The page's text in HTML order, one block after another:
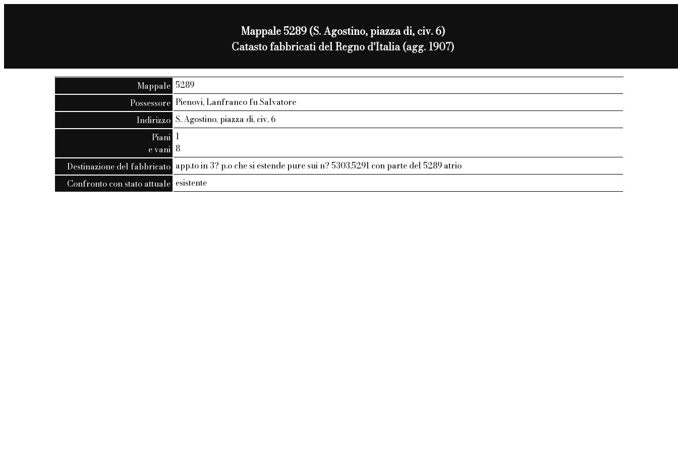
Mappale 5289 (S. Agostino, piazza di, civ. 6)
Catasto fabbricati del Regno d'Italia (agg. 1907)
Mappale 5289
Possessore Pienovi, Lanfranco fu Salvatore
Indirizzo S. Agostino, piazza di, civ. 6
Piani
e vani
1
8
Destinazione del fabbricato app.to in 3? p.o che si estende pure sui n? 5303,5291 con parte del 5289 atrio
Confronto con stato attuale esistente